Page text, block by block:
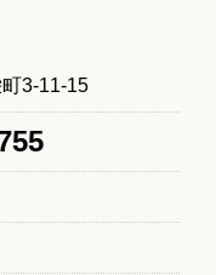
3-11-15